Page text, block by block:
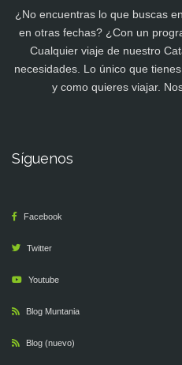
¿No encuentras lo que buscas
en otras fechas? ¿Con un
Cualquier viaje de nuestro
necesidades. Lo único que
y como quieres viajar.
Síguenos
Facebook
Twitter
Youtube
Blog Muntania
Blog (nuevo)